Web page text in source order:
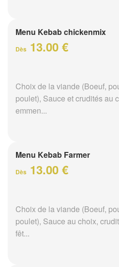
Menu Kebab chickenmix
Dès 13.00 €
Choix de la viande (Boeuf,
poulet), Sauce et crudités au
emmen...
Menu Kebab Farmer
Dès 13.00 €
Choix de la viande (Boeuf,
poulet), Sauce au choix,
fêt...